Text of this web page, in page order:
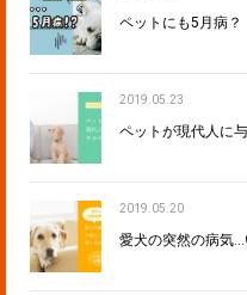
ペットにも5月病？
2019.05.23
ペットが現代人に
2019.05.20
愛犬の突然の病気…